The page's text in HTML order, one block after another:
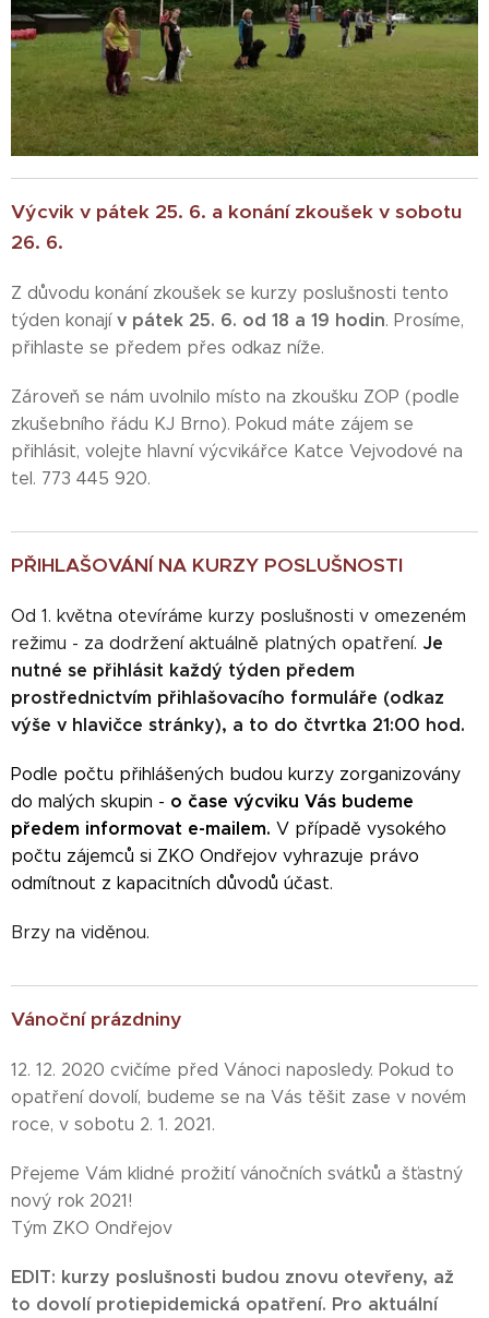
Výcvik v pátek 25. 6. a konání zkoušek v sobotu
26. 6.
Z důvodu konání zkoušek se kurzy poslušnosti tento
týden konají v pátek 25. 6. od 18 a 19 hodin. Prosíme,
přihlaste se předem přes odkaz níže.
Zároveň se nám uvolnilo místo na zkoušku ZOP (podle
zkušebního řádu KJ Brno). Pokud máte zájem se
přihlásit, volejte hlavní výcvikářce Katce Vejvodové na
tel. 773 445 920.
PŘIHLAŠOVÁNÍ NA KURZY POSLUŠNOSTI
Od 1. května otevíráme kurzy poslušnosti v omezeném
režimu - za dodržení aktuálně platných opatření. Je
nutné se přihlásit každý týden předem
prostřednictvím přihlašovacího formuláře (odkaz
výše v hlavičce stránky), a to do čtvrtka 21:00 hod.
Podle počtu přihlášených budou kurzy zorganizovány
do malých skupin - o čase výcviku Vás budeme
předem informovat e-mailem. V případě vysokého
počtu zájemců si ZKO Ondřejov vyhrazuje právo
odmítnout z kapacitních důvodů účast.
Brzy na viděnou.
Vánoční prázdniny
12. 12. 2020 cvičíme před Vánoci naposledy. Pokud to
opatření dovolí, budeme se na Vás těšit zase v novém
roce, v sobotu 2. 1. 2021.
Přejeme Vám klidné prožití vánočních svátků a šťastný
nový rok 2021!
Tým ZKO Ondřejov
EDIT: kurzy poslušnosti budou znovu otevřeny, až
to dovolí protiepidemická opatření. Pro aktuální